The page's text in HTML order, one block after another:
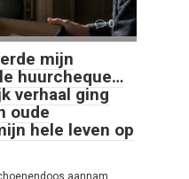
0
mijn
huurcheque…
verhaal ging
oude
hele leven op
aannam.